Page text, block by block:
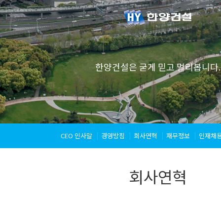
한양건설은 굳게 믿고 멀리봅니다.
CEO 인사말 경영방침 회사연혁 재무정보 인재채
회사연혁